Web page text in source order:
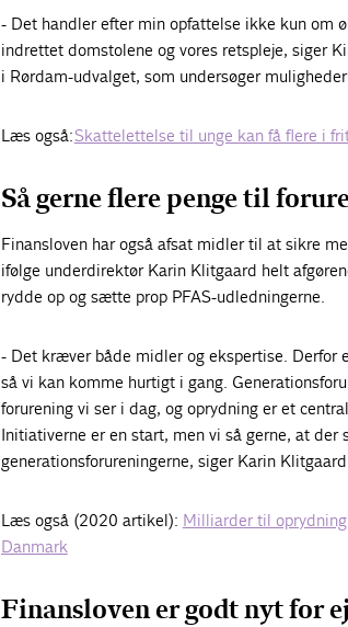
- Det handler efter min opfattelse ikke kun om
indrettet domstolene og vores retspleje, siger
i Rørdam-udvalget, som undersøger
Læs også:Skattelettelse til unge kan få flere i
Så gerne flere penge til
Finansloven har også afsat midler til at sikre
ifølge underdirektør Karin Klitgaard helt
rydde op og sætte prop PFAS-udledningerne.
- Det kræver både midler og ekspertise. Derfor
så vi kan komme hurtigt i gang.
forurening vi ser i dag, og oprydning er et
Initiativerne er en start, men vi så gerne, at
generationsforureningerne, siger Karin
Læs også (2020 artikel): Milliarder til
Danmark
Finansloven er godt nyt for